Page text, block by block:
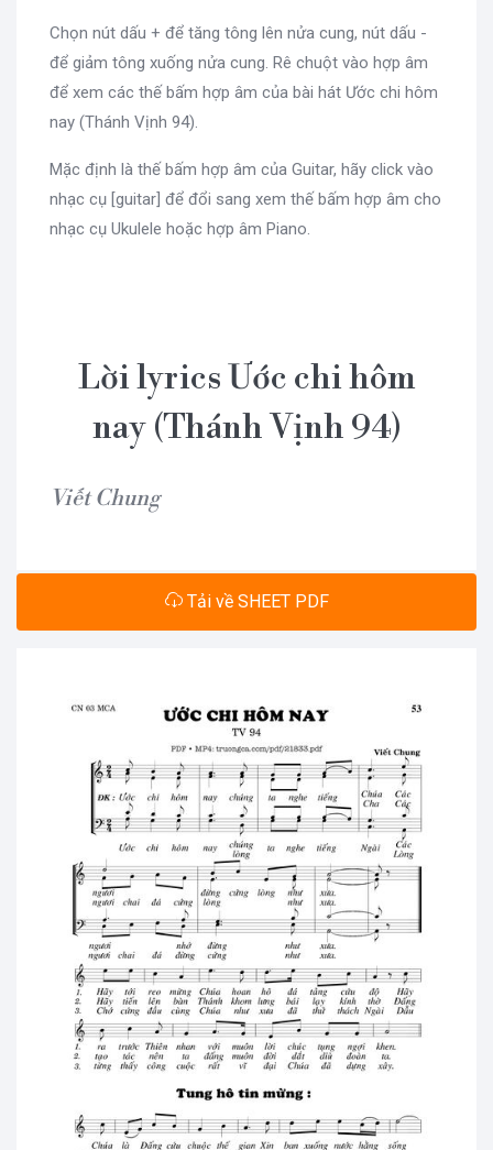
Chọn nút dấu + để tăng tông lên nửa cung, nút dấu -
để giảm tông xuống nửa cung. Rê chuột vào hợp âm
để xem các thế bấm hợp âm của bài hát Ước chi hôm
nay (Thánh Vịnh 94).
Mặc định là thế bấm hợp âm của Guitar, hãy click vào
nhạc cụ [guitar] để đổi sang xem thế bấm hợp âm cho
nhạc cụ Ukulele hoặc hợp âm Piano.
Lời lyrics Ước chi hôm
nay (Thánh Vịnh 94)
Viết Chung
Tải về SHEET PDF